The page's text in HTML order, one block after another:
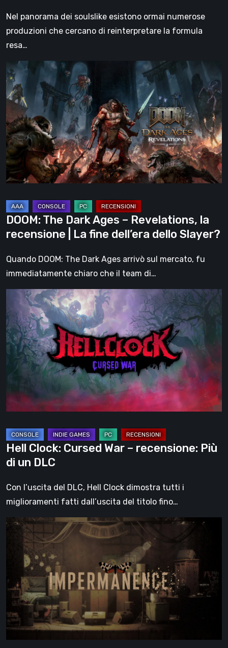
Nel panorama dei soulslike esistono ormai numerose
produzioni che cercano di reinterpretare la formula
resa…
DOOM:
The
Dark
Ages
–
Revelations,
la
recensione
|
fine
dell’era
dello
DOOM: The Dark Ages – Revelations, la
recensione | La fine dell’era dello Slayer?
Quando DOOM: The Dark Ages arrivò sul mercato, fu
immediatamente chiaro che il team di…
Cursed
War
–
recensione:
di
un
Hell Clock: Cursed War – recensione: Più
di un DLC
Con l’uscita del DLC, Hell Clock dimostra tutti i
miglioramenti fatti dall’uscita del titolo fino…
Impermanence:
costruire
santuario
nel
teatro
fantasmi